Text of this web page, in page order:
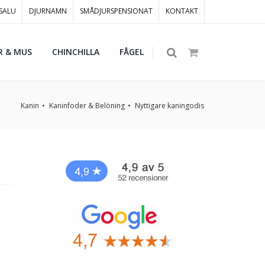
DJURNAMN SMÅDJURSPENSIONAT KONTAKT
& MUS CHINCHILLA FÅGEL
Kanin Kaninfoder & Belöning Nyttigare kaningodis